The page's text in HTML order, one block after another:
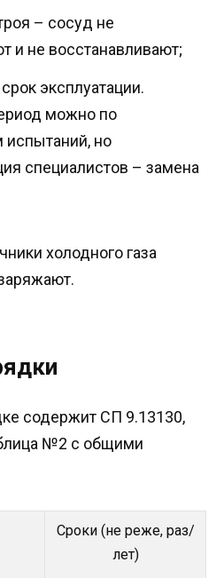
– сосуд не
и не восстанавливают;
эксплуатации.
можно по
испытаний, но
специалистов – замена
холодного газа
содержит СП 9.13130,
№2 с общими
Сроки (не реже, раз/
лет)